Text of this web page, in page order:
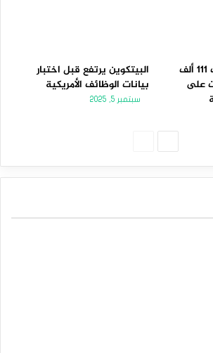
استقرار البيتكوين قرب 111 ألف
على
البيتكوين يرتفع قبل اختبار
بيانات الوظائف الأمريكية
سبتمبر 5, 2025